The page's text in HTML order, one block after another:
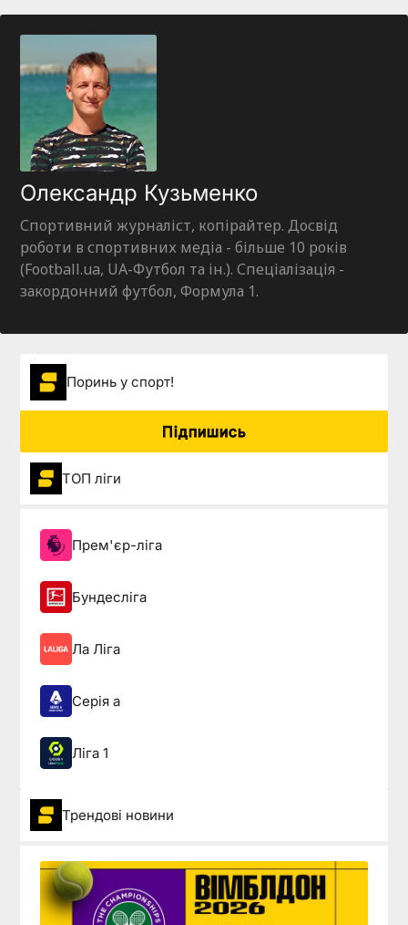
Олександр Кузьменко
Спортивний журналіст, копірайтер. Досвід
роботи в спортивних медіа - більше 10 років
(Football.ua, UA-Футбол та ін.). Спеціалізація -
закордонний футбол, Формула 1.
Поринь у спорт!
Підпишись
ТОП ліги
Прем'єр-ліга
Бундесліга
Ла Ліга
Серія а
Ліга 1
Трендові новини